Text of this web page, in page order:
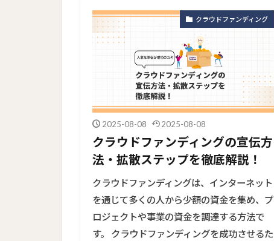
クラウドファンディング
2025-08-08 2025-08-08
クラウドファンディングの宣伝方
法・拡散ステップを徹底解説！
クラウドファンディングは、インターネット
を通じて多くの人から少額の資金を集め、プ
ロジェクトや事業の資金を調達する方法で
す。 クラウドファンディングを成功させるた